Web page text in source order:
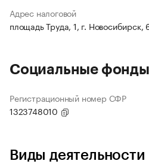
Адрес налоговой
площадь Труда, 1, г. Новосибирск,
Социальные фонды
Регистрационный номер СФР
1323748010
Виды деятельности